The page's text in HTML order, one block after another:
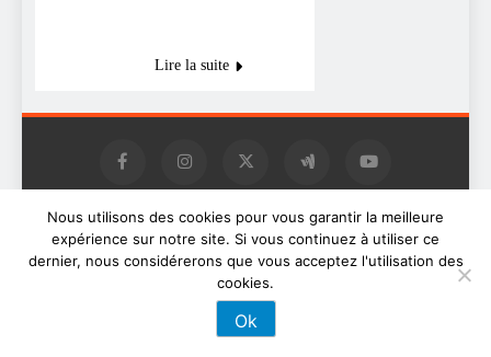
Lire la suite
Digital Newspaper -
Multipurpose News WordPress
Theme 2026. Powered By
BlazeThemes
Nous utilisons des cookies pour vous garantir la meilleure
expérience sur notre site. Si vous continuez à utiliser ce
dernier, nous considérerons que vous acceptez l'utilisation des
cookies.
Ok